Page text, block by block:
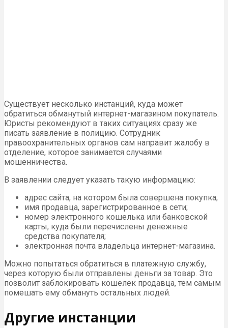
Существует несколько инстанций, куда может
обратиться обманутый интернет-магазином покупатель.
Юристы рекомендуют в таких ситуациях сразу же
писать заявление в полицию. Сотрудник
правоохранительных органов сам направит жалобу в
отделение, которое занимается случаями
мошенничества.
В заявлении следует указать такую информацию:
адрес сайта, на котором была совершена покупка;
имя продавца, зарегистрированное в сети;
номер электронного кошелька или банковской
карты, куда были перечислены денежные
средства покупателя;
электронная почта владельца интернет-магазина.
Можно попытаться обратиться в платежную службу,
через которую были отправлены деньги за товар. Это
позволит заблокировать кошелек продавца, тем самым
помешать ему обмануть остальных людей.
Другие инстанции